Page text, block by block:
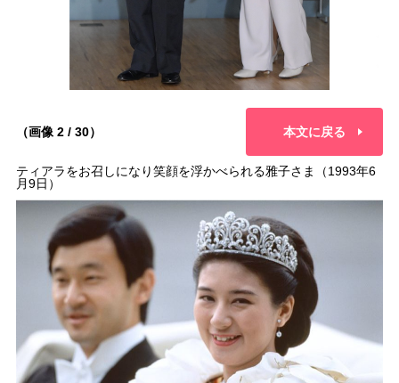
（画像 2 / 30） 本文に戻る
ティアラをお召しになり笑顔を浮かべられる雅子さま（1993年6
月9日）